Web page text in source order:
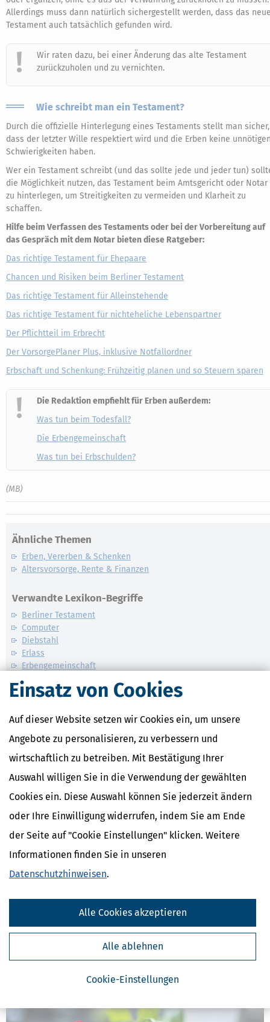
Einsatz von Cookies
Auf dieser Website setzen wir Cookies ein, um unsere
Angebote zu personalisieren, zu verbessern und
wirtschaftlich zu betreiben. Mit Bestätigung Ihrer
Auswahl willigen Sie in die Verwendung der gewählten
Cookies ein. Diese Auswahl können Sie jederzeit ändern
oder Ihre Einwilligung widerrufen, indem Sie am Ende
der Seite auf "Cookie Einstellungen" klicken. Weitere
Informationen finden Sie in unseren
Datenschutzhinweisen.
Cookie-Einstellungen
Alle ablehnen
Alle Cookies akzeptieren
Allerdings muss dann natürlich sichergestellt werden, dass das
Testament auch tatsächlich gefunden wird.
Wir raten dazu, bei einer Änderung das alte Testament
zurückzuholen und zu vernichten.
Wie schreibt man ein Testament?
Durch die offizielle Hinterlegung eines Testaments stellt man sicher,
dass der letzter Wille respektiert wird und die Erben keine
Schwierigkeiten haben.
Wer ein Testament schreibt (und das sollte jede und jeder tun)
die Möglichkeit nutzen, das Testament beim Amtsgericht oder Notar
zu hinterlegen, um Streitigkeiten zu vermeiden und Klarheit zu
schaffen.
Hilfe beim Verfassen des Testaments oder bei der Vorbereitung auf
das Gespräch mit dem Notar bieten diese Ratgeber:
Das richtige Testament für Ehepaare
Chancen und Risiken beim Berliner Testament
Das richtige Testament für Alleinstehende
Das richtige Testament für nichteheliche Lebenspartner
Der Pflichtteil im Erbrecht
Der VorsorgePlaner Plus, inklusive Notfallordner
Erbschaft und Schenkung: Frühzeitig planen und so Steuern sparen
Die Redaktion empfiehlt für Erben außerdem:
Was tun beim Todesfall?
Die Erbengemeinschaft
Was tun bei Erbschulden?
(MB)
Ähnliche Themen
Erben, Vererben & Schenken
Altersvorsorge, Rente & Finanzen
Verwandte Lexikon-Begriffe
Berliner Testament
Computer
Diebstahl
Erlass
Erbengemeinschaft
Weitere News zum Thema
Digitaler Nachlass: Grundlagen & Tipps zum digitalen Erbe
gewinnen im Alltag zunehmend an Bedeutung. Während digitale
Lebensbereiche wachsen, stellen sich neue Fragen rund um die
Verwaltung und Vererbung von Online-Konten, digitalen Verträgen
und virtuellen Vermögenswerten
mehr